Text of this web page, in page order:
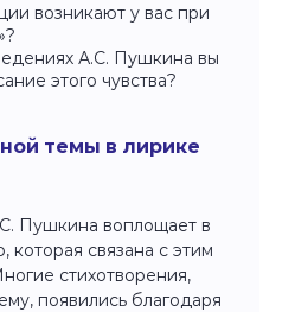
возникают у вас при
А.С. Пушкина вы
этого чувства?
темы в лирике
Пушкина воплощает в
связана с этим
стихотворения,
появились благодаря